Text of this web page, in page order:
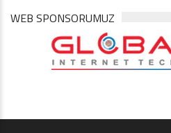
WEB SPONSORUMUZ